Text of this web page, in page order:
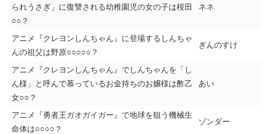
られうさぎ」に復讐される幼稚園児の女の子は桜田
○○？
ネネ
アニメ『クレヨンしんちゃん』に登場するしんちゃ
んの祖父は野原○○○○○？
ぎんのすけ
アニメ『クレヨンしんちゃん』でしんちゃんを「し
ん様」と呼んで慕っているお金持ちのお嬢様は酢乙
女○○？
あい
アニメ『勇者王ガオガイガー』で地球を狙う機械生
命体は○○○○？
ゾンダー